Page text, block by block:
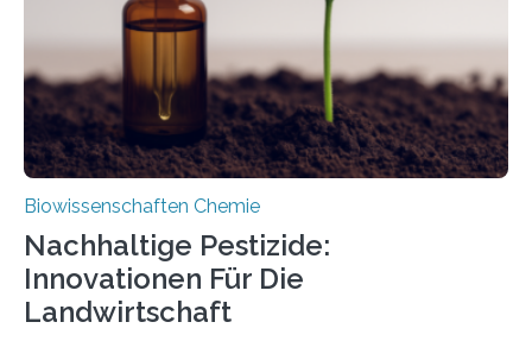
stellt gleichzeitig den ersten Fossilfund einer
Mückenlarve aus dem Mesozoikum dar, denn…
Biowissenschaften Chemie
Nachhaltige Pestizide:
Innovationen Für Die
Landwirtschaft